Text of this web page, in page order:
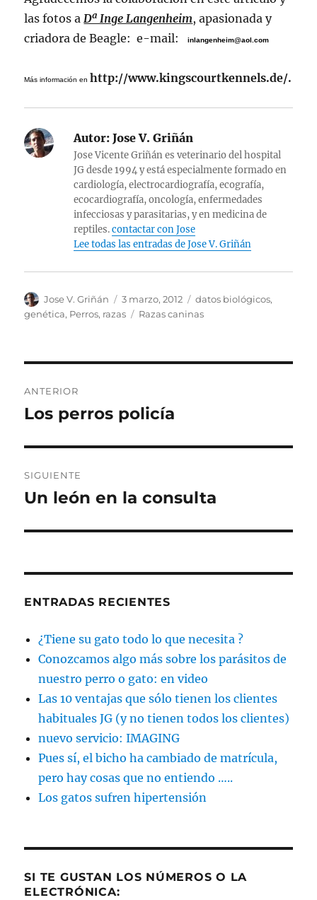
las fotos aDª Inge Langenheim, apasionada y
criadora de Beagle: e-mail:
inlangenheim@aol.com
Más información en http://www.kingscourtkennels.de/.
Autor: Jose V. Griñán
Jose Vicente Griñán es veterinario del hospital
JG desde 1994 y está especialmente formado en
cardiología, electrocardiografía, ecografía,
ecocardiografía, oncología, enfermedades
infecciosas y parasitarias, y en medicina de
reptiles.contactar con Jose
Lee todas las entradas de Jose V. Griñán
Autor
Jose V. Griñán
Publicado
el
3 marzo, 2012 Categorías
datos biológicos,
genética, Perros, razas Etiquetas
Razas caninas
de
ANTERIOR
Entrada
Los perros policía
SIGUIENTE
Entrada
Un león en la consulta
ENTRADAS RECIENTES
¿Tiene su gato todo lo que necesita ?
Conozcamos algo más sobre los parásitos de
nuestro perro o gato: en video
Las 10 ventajas que sólo tienen los clientes
habituales JG (y no tienen todos los clientes)
nuevo servicio: IMAGING
Pues sí, el bicho ha cambiado de matrícula,
pero hay cosas que no entiendo …..
Los gatos sufren hipertensión
SI TE GUSTAN LOS NÚMEROS O LA
ELECTRÓNICA: